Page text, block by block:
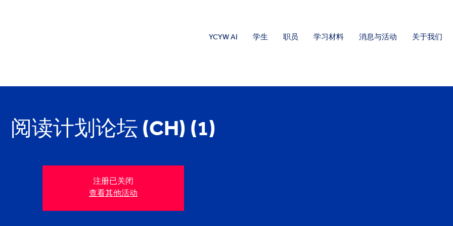
YCYW AI 学生 职员 学习材料 消息与活动 关于我们
阅读计划论坛 (CH) (1)
注册已关闭
查看其他活动